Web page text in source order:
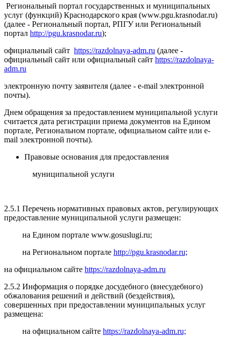
Региональный портал государственных и муниципальных
услуг (функций) Краснодарского края (www.pgu.krasnodar.ru)
(далее - Региональный портал, РПГУ или Региональный
портал http://pgu.krasnodar.ru);
официальный сайт https://razdolnaya-adm.ru (далее -
официальный сайт или официальный сайт https://razdolnaya-
adm.ru
электронную почту заявителя (далее - e-mail электронной
почты).
Днем обращения за предоставлением муниципальной услуги
считается дата регистрации приема документов на Едином
портале, Региональном портале, официальном сайте или e-
mail электронной почты).
Правовые основания для предоставления
муниципальной услуги
2.5.1 Перечень нормативных правовых актов, регулирующих
предоставление муниципальной услуги размещен:
на Едином портале www.gosuslugi.ru;
на Региональном портале http://pgu.krasnodar.ru;
на официальном сайте https://razdolnaya-adm.ru
2.5.2 Информация о порядке досудебного (внесудебного)
обжалования решений и действий (бездействия),
совершенных при предоставлении муниципальных услуг
размещена:
на официальном сайте https://razdolnaya-adm.ru;